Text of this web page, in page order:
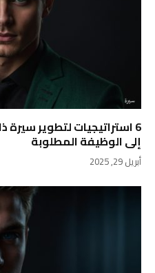
6 استراتيجيات لتطوير سيرة
إلى الوظيفة المطلوبة
أبريل 29, 2025